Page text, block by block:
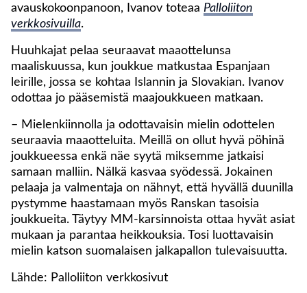
avauskokoonpanoon, Ivanov toteaa Palloliiton
verkkosivuilla.
Huuhkajat pelaa seuraavat maaottelunsa
maaliskuussa, kun joukkue matkustaa Espanjaan
leirille, jossa se kohtaa Islannin ja Slovakian. Ivanov
odottaa jo pääsemistä maajoukkueen matkaan.
– Mielenkiinnolla ja odottavaisin mielin odottelen
seuraavia maaotteluita. Meillä on ollut hyvä pöhinä
joukkueessa enkä näe syytä miksemme jatkaisi
samaan malliin. Nälkä kasvaa syödessä. Jokainen
pelaaja ja valmentaja on nähnyt, että hyvällä duunilla
pystymme haastamaan myös Ranskan tasoisia
joukkueita. Täytyy MM-karsinnoista ottaa hyvät asiat
mukaan ja parantaa heikkouksia. Tosi luottavaisin
mielin katson suomalaisen jalkapallon tulevaisuutta.
Lähde: Palloliiton verkkosivut